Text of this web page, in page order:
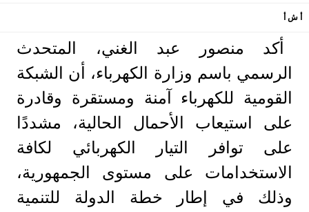
أ ش أ
أكد منصور عبد الغني، المتحدث
الرسمي باسم وزارة الكهرباء، أن الشبكة
القومية للكهرباء آمنة ومستقرة وقادرة
على استيعاب الأحمال الحالية، مشددًا
على توافر التيار الكهربائي لكافة
الاستخدامات على مستوى الجمهورية،
وذلك في إطار خطة الدولة للتنمية